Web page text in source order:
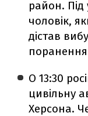
район.
чоловік,
дістав
О 13:30
цивільну
Херсона.